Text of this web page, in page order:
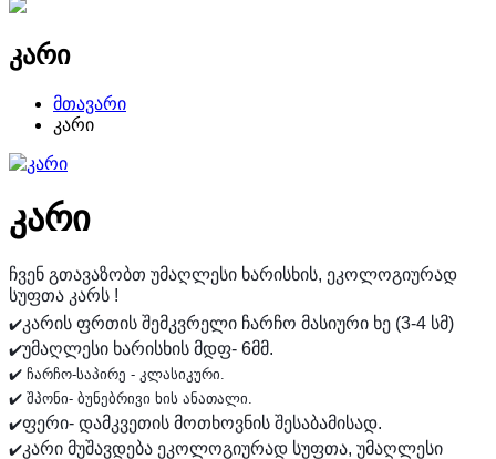
კარი
მთავარი
კარი
კარი
ჩვენ გთავაზობთ უმაღლესი ხარისხის, ეკოლოგიურად
სუფთა კარს !
✔️კარის ფრთის შემკვრელი ჩარჩო მასიური ხე (3-4 სმ)
✔️უმაღლესი ხარისხის მდფ- 6მმ.
✔️ შპონი- ბუნებრივი ხის ანათალი.
✔️ფერი- დამკვეთის მოთხოვნის შესაბამისად.
✔️კარი მუშავდება ეკოლოგიურად სუფთა, უმაღლესი